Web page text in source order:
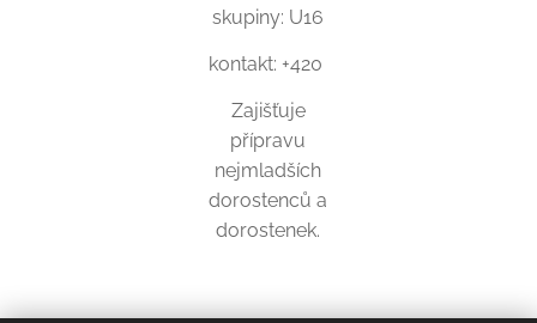
skupiny: U16
kontakt: +420
Zajišťuje
přípravu
nejmladších
dorostenců a
dorostenek.